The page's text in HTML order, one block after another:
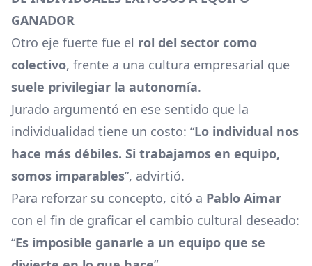
GANADOR
Otro eje fuerte fue el rol del sector como
colectivo, frente a una cultura empresarial que
suele privilegiar la autonomía.
Jurado argumentó en ese sentido que la
individualidad tiene un costo: “Lo individual nos
hace más débiles. Si trabajamos en equipo,
somos imparables”, advirtió.
Para reforzar su concepto, citó a Pablo Aimar
con el fin de graficar el cambio cultural deseado:
“Es imposible ganarle a un equipo que se